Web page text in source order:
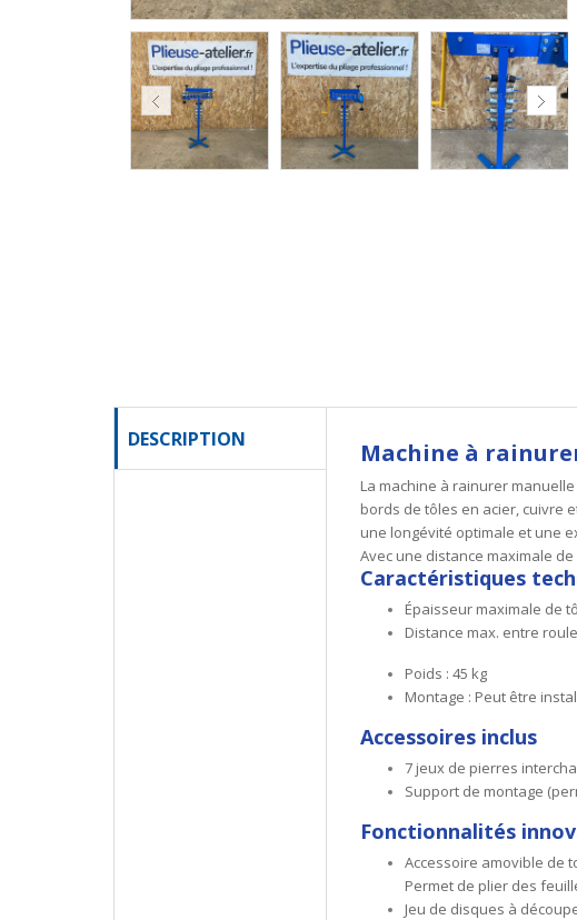
DESCRIPTION Machine à
La machine à rainurer
bords de tôles en acier, cuivre
une longévité optimale et une
Avec une distance maximale
Caractéristiques
Épaisseur maximale de
Distance max. entre
Poids : 45 kg
Montage : Peut être
Accessoires inclus
7 jeux de pierres
Support de montage
Fonctionnalités
Accessoire amovible de
Permet de plier des
Jeu de disques à